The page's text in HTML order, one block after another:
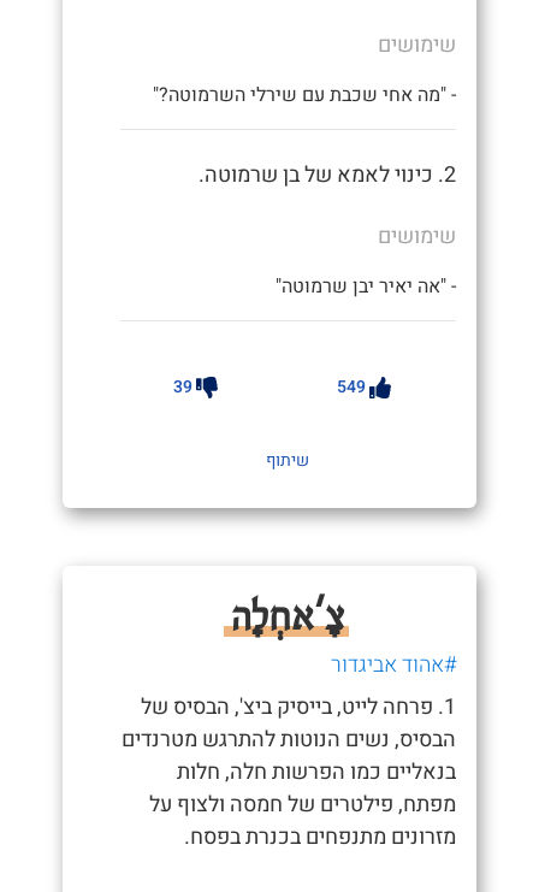
שימושים
- "מה אחי שכבת עם שירלי השרמוטה?"
2. כינוי לאמא של בן שרמוטה.
שימושים
- "אה יאיר יבן שרמוטה"
549
39
שיתוף
צָ'אחְלָה
#אהוד אביגדור
1. פרחה לייט, בייסיק ביצ', הבסיס של
הבסיס, נשים הנוטות להתרגש מטרנדים
בנאליים כמו הפרשות חלה, חלות
מפתח, פילטרים של חמסה ולצוף על
מזרונים מתנפחים בכנרת בפסח.